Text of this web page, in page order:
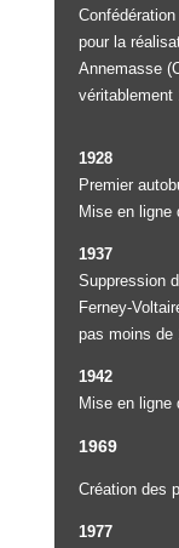
pour la
Annemasse
véritablement
1928
Premier
Mise en ligne
1937
Suppression
Ferney-
pas moins de
1942
Mise en ligne
1969
Création des
1977